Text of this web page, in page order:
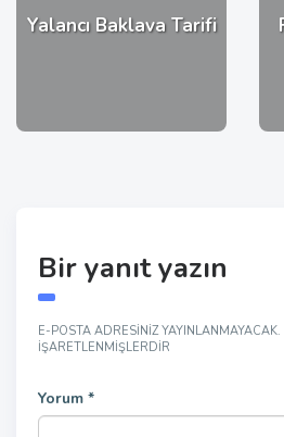
Yalancı Baklava Tarifi
Bir yanıt yazın
E-POSTA ADRESINIZ YAYINLANMAYACAK.
IŞARETLENMIŞLERDIR
Yorum *